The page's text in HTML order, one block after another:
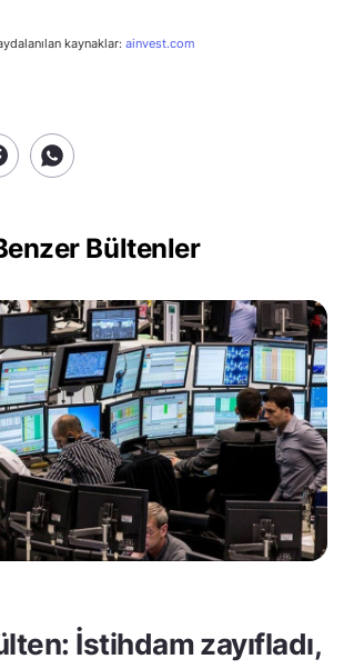
kaynaklar: ainvest.com
Bültenler
İstihdam zayıfladı,